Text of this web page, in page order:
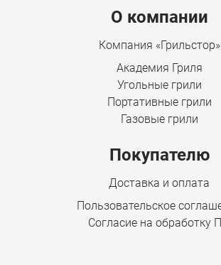
Menu footerО компании
Компания «Грильстор»
Академия Гриля
Угольные грили
Портативные грили
Газовые грили
Покупателю
Доставка и оплата
Пользовательское
Согласие на обработку